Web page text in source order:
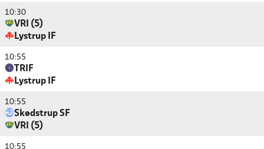
10:30
VRI (5)
Lystrup IF
10:55
TRIF
Lystrup IF
10:55
Skødstrup SF
VRI (5)
10:55